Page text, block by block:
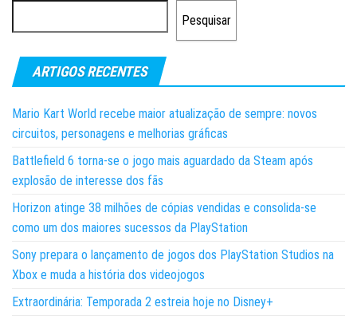
Pesquisar
ARTIGOS RECENTES
Mario Kart World recebe maior atualização de sempre: novos
circuitos, personagens e melhorias gráficas
Battlefield 6 torna-se o jogo mais aguardado da Steam após
explosão de interesse dos fãs
Horizon atinge 38 milhões de cópias vendidas e consolida-se
como um dos maiores sucessos da PlayStation
Sony prepara o lançamento de jogos dos PlayStation Studios na
Xbox e muda a história dos videojogos
Extraordinária: Temporada 2 estreia hoje no Disney+